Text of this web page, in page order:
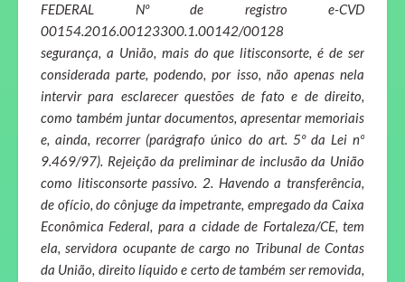
FEDERAL Nº de registro e-CVD
00154.2016.00123300.1.00142/00128
segurança, a União, mais do que litisconsorte, é de ser
considerada parte, podendo, por isso, não apenas nela
intervir para esclarecer questões de fato e de direito,
como também juntar documentos, apresentar memoriais
e, ainda, recorrer (parágrafo único do art. 5º da Lei nº
9.469/97). Rejeição da preliminar de inclusão da União
como litisconsorte passivo. 2. Havendo a transferência,
de ofício, do cônjuge da impetrante, empregado da Caixa
Econômica Federal, para a cidade de Fortaleza/CE, tem
ela, servidora ocupante de cargo no Tribunal de Contas
da União, direito líquido e certo de também ser removida,